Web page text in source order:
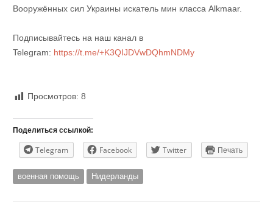
Вооружённых сил Украины искатель мин класса Alkmaar.
Подписывайтесь на наш канал в
Telegram: https://t.me/+K3QIJDVwDQhmNDMy
Просмотров: 8
Поделиться ссылкой:
Telegram Facebook Twitter Печать
военная помощь Нидерланды